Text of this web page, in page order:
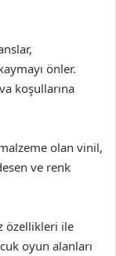
önler.
koşullarına
olan vinil,
ve renk
özellikleri ile
oyun alanları